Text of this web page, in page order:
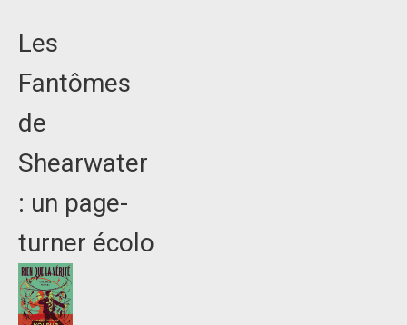
Les
Fantômes
de
Shearwater
: un page-
turner écolo